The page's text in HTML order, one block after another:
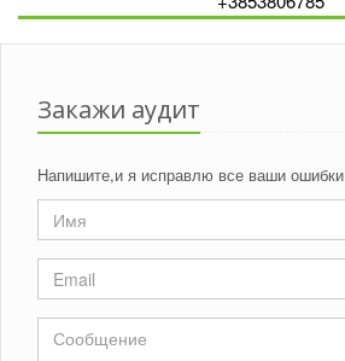
Закажи аудит
Напишите,и я исправлю все ваши ошибки